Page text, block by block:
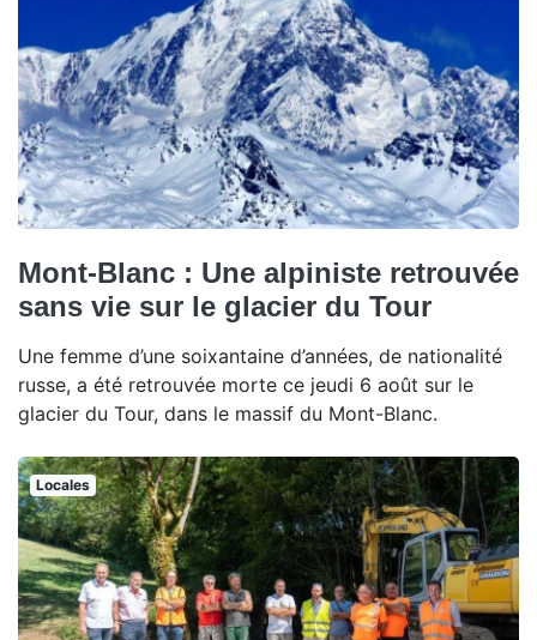
Mont-Blanc : Une alpiniste retrouvée
sans vie sur le glacier du Tour
Une femme d’une soixantaine d’années, de nationalité
russe, a été retrouvée morte ce jeudi 6 août sur le
glacier du Tour, dans le massif du Mont-Blanc.
Locales